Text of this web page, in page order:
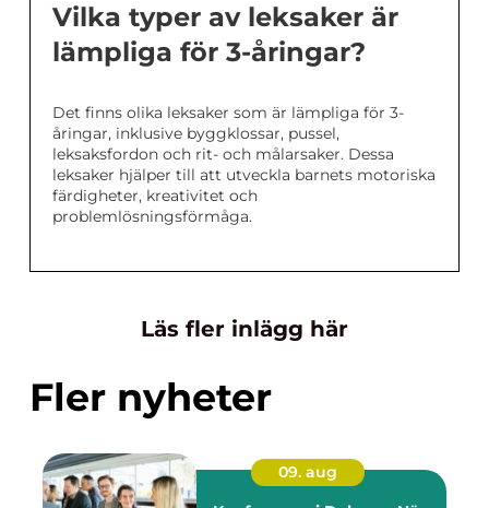
Vilka typer av leksaker är
lämpliga för 3-åringar?
Det finns olika leksaker som är lämpliga för 3-
åringar, inklusive byggklossar, pussel,
leksaksfordon och rit- och målarsaker. Dessa
leksaker hjälper till att utveckla barnets motoriska
färdigheter, kreativitet och
problemlösningsförmåga.
Läs fler inlägg här
Fler nyheter
09. aug